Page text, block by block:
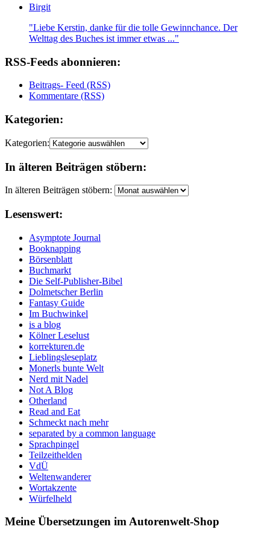
Birgit
"Liebe Kerstin, danke für die tolle Gewinnchance. Der
Welttag des Buches ist immer etwas ..."
RSS-Feeds abonnieren:
Beitrags- Feed (RSS)
Kommentare (RSS)
Kategorien:
Kategorien:
In älteren Beiträgen stöbern:
In älteren Beiträgen stöbern:
Lesenswert:
Asymptote Journal
Booknapping
Börsenblatt
Buchmarkt
Die Self-Publisher-Bibel
Dolmetscher Berlin
Fantasy Guide
Im Buchwinkel
is a blog
Kölner Leselust
korrekturen.de
Lieblingsleseplatz
Monerls bunte Welt
Nerd mit Nadel
Not A Blog
Otherland
Read and Eat
Schmeckt nach mehr
separated by a common language
Sprachpingel
Teilzeithelden
VdÜ
Weltenwanderer
Wortakzente
Würfelheld
Meine Übersetzungen im Autorenwelt-Shop